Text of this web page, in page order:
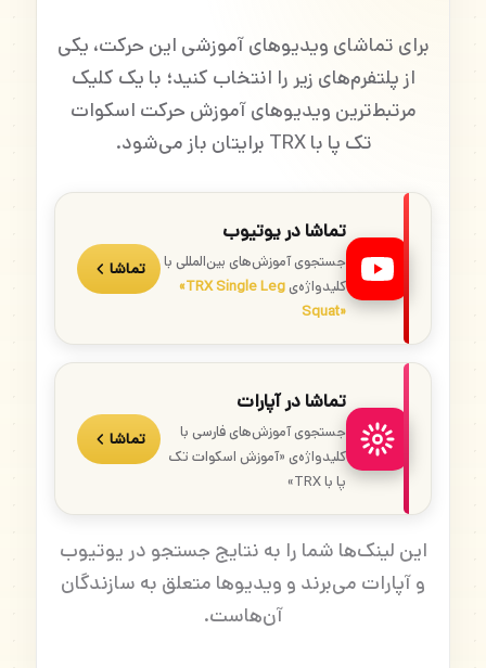
برای تماشای ویدیوهای آموزشی این حرکت، یکی
از پلتفرم‌های زیر را انتخاب کنید؛ با یک کلیک
مرتبط‌ترین ویدیوهای آموزش حرکت اسکوات
تک پا با TRX برایتان باز می‌شود.
تماشا در یوتیوب
جستجوی آموزش‌های بین‌المللی با
کلیدواژه‌ی«TRX Single Leg
Squat»
تماشا
تماشا در آپارات
جستجوی آموزش‌های فارسی با
کلیدواژه‌ی «آموزش اسکوات تک
پا با TRX»
تماشا
این لینک‌ها شما را به نتایج جستجو در یوتیوب
و آپارات می‌برند و ویدیوها متعلق به سازندگان
آن‌هاست.